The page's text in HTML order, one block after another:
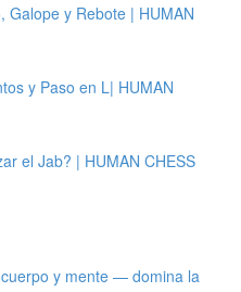
Galope y Rebote | HUMAN
y Paso en L| HUMAN
el Jab? | HUMAN CHESS
y mente — domina la